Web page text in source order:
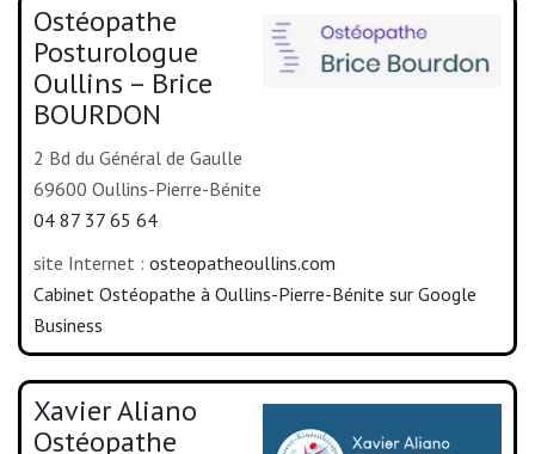
Ostéopathe
Posturologue
Oullins – Brice
BOURDON
2 Bd du Général de Gaulle
69600 Oullins-Pierre-Bénite
04 87 37 65 64
site Internet : osteopatheoullins.com
Cabinet Ostéopathe à Oullins-Pierre-Bénite sur Google
Business
Xavier Aliano
Ostéopathe